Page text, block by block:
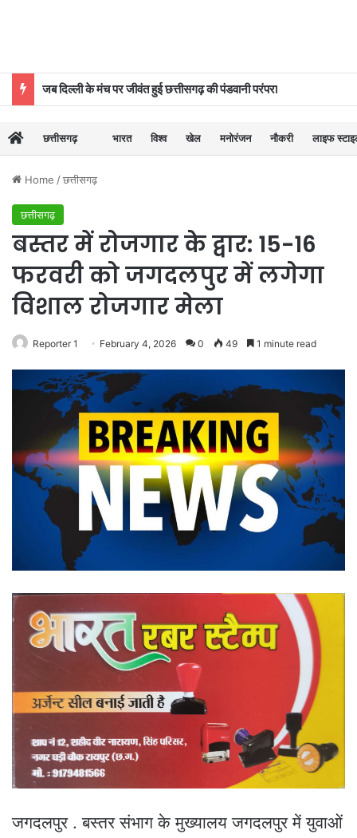
जब दिल्ली के मंच पर जीवंत हुई छत्तीसगढ़ की पंडवानी परंपरा
छत्तीसगढ़ भारत विश्व खेल मनोरंजन नौकरी लाइफ
Home /छत्तीसगढ़
छत्तीसगढ़
बस्तर में रोजगार के द्वार: 15-16
फरवरी को जगदलपुर में लगेगा
विशाल रोजगार मेला
Reporter 1 February 4, 2026 0 49 1 minute read
जगदलपुर . बस्तर संभाग के मुख्यालय जगदलपुर में युवाओं